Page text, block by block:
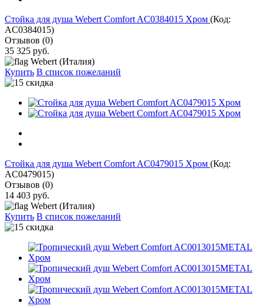
Стойка для душа Webert Comfort AC0384015 Хром (Код:
AC0384015)
Отзывов (0)
35 325 руб.
Webert (Италия)
Купить В список пожеланий
Стойка для душа Webert Comfort AC0479015 Хром (Код:
AC0479015)
Отзывов (0)
14 403 руб.
Webert (Италия)
Купить В список пожеланий